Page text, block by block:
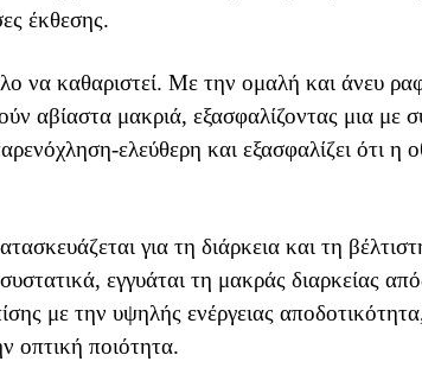
έκθεσης.
να καθαριστεί. Με την ομαλή και άνευ
αβίαστα μακριά, εξασφαλίζοντας μια με
ελεύθερη και εξασφαλίζει ότι η
για τη διάρκεια και τη
εγγυάται τη μακράς διαρκείας
με την υψηλής ενέργειας
οπτική ποιότητα.